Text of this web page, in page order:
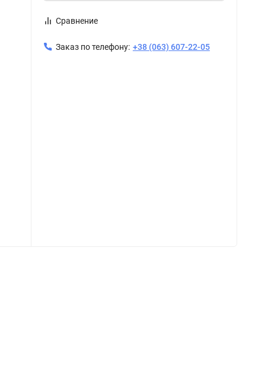
Сравнение
Заказ по телефону: +38 (063) 607-22-05